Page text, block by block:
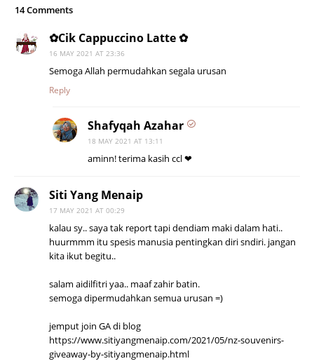
14 Comments
✿Cik Cappuccino Latte ✿
16 MAY 2021 AT 23:36
Semoga Allah permudahkan segala urusan
Reply
Shafyqah Azahar
18 MAY 2021 AT 13:11
aminn! terima kasih ccl ❤
Siti Yang Menaip
17 MAY 2021 AT 00:29
kalau sy.. saya tak report tapi dendiam maki dalam hati..
huurmmm itu spesis manusia pentingkan diri sndiri. jangan
kita ikut begitu..
salam aidilfitri yaa.. maaf zahir batin.
semoga dipermudahkan semua urusan =)
jemput join GA di blog
https://www.sitiyangmenaip.com/2021/05/nz-souvenirs-
giveaway-by-sitiyangmenaip.html